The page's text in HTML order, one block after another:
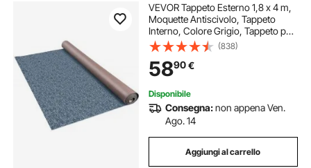
VEVOR Tappeto Esterno 1,8 x 4 m,
Moquette Antiscivolo, Tappeto
Interno, Colore Grigio, Tappeto per
Interno e Esterno, Materiale Fibra di
Poliestere + TPR, Facile da Taglio e
Pulire
(838)
5890€
Disponibile
Consegna:non appena Ven.
Ago. 14
Aggiungi al carrello